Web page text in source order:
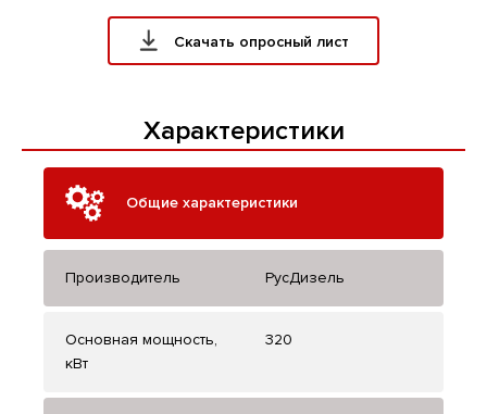
Скачать опросный лист
Характеристики
Общие характеристики
Производитель РусДизель
Основная мощность,
кВт
320